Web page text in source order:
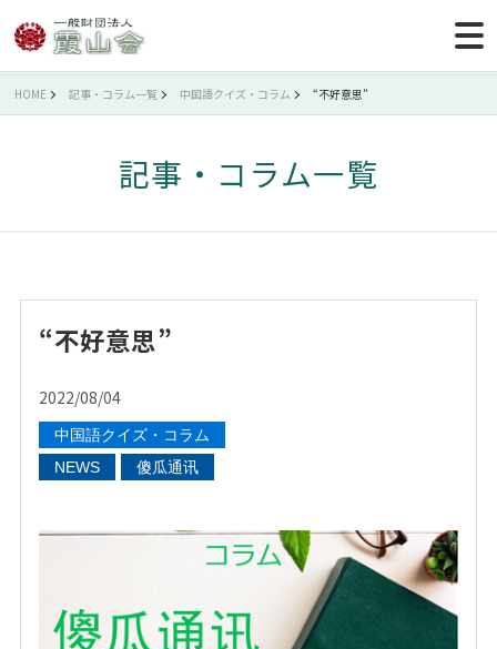
HOME 記事・コラム一覧 中国語クイズ・コラム “不好意思”
記事・コラム一覧
“不好意思”
2022/08/04
中国語クイズ・コラム
NEWS
傻瓜通讯